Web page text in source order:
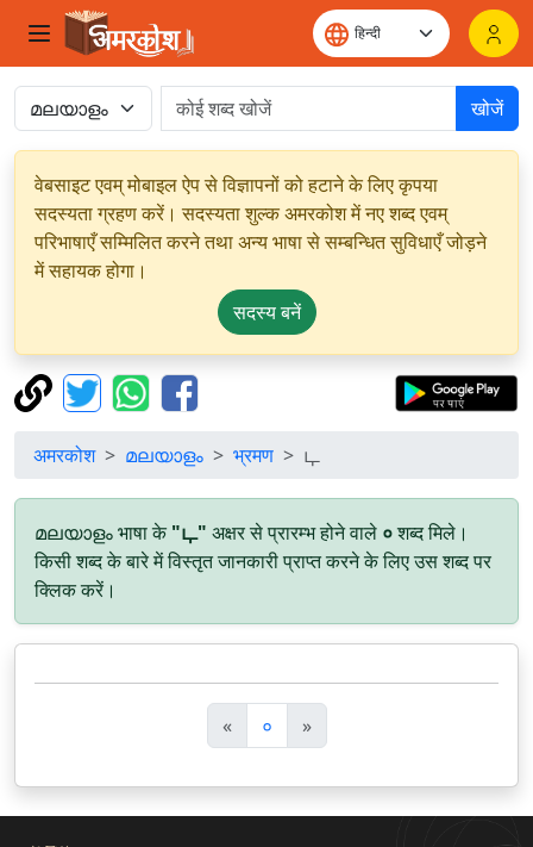
खोजें
वेबसाइट एवम् मोबाइल ऐप से विज्ञापनों को हटाने के लिए कृपया
सदस्यता ग्रहण करें। सदस्यता शुल्क अमरकोश में नए शब्द एवम्
परिभाषाएँ सम्मिलित करने तथा अन्य भाषा से सम्बन्धित सुविधाएँ जोड़ने
में सहायक होगा।
सदस्य बनें
अमरकोश മലയാളം भ्रमण ഺ
മലയാളം भाषा के "ഺ" अक्षर से प्रारम्भ होने वाले ०शब्द मिले।
किसी शब्द के बारे में विस्तृत जानकारी प्राप्त करने के लिए उस शब्द पर
क्लिक करें।
«पि
छ
ला
० »अ
ग
ला